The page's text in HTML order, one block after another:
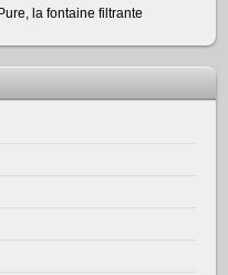
la fontaine filtrante